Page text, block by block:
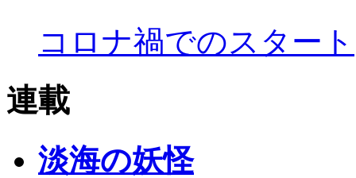
コロナ禍でのスタート
連載
淡海の妖怪